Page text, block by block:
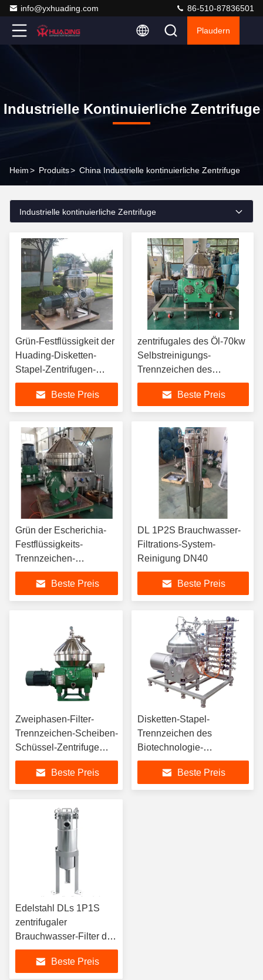
info@yxhuading.com 86-510-87836501
Plaudern
Industrielle Kontinuierliche Zentrifuge
Heim> Produits> China Industrielle kontinuierliche Zentrifuge
Industrielle kontinuierliche Zentrifuge
Grün-Festflüssigkeit der
Huading-Disketten-
Stapel-Zentrifugen-
Schüssel-2000l H
Beste Preis
zentrifugales des Öl-70kw
Selbstreinigungs-
Trennzeichen des
Wasserabscheider-1500l
Beste Preis
Grün der Escherichia-
Festflüssigkeits-
Trennzeichen-
Ausrüstungs-HMI
Beste Preis
DL 1P2S Brauchwasser-
Filtrations-System-
Reinigung DN40
Beste Preis
Zweiphasen-Filter-
Trennzeichen-Scheiben-
Schüssel-Zentrifuge
90KW 20000L H
zentrifugaleBeste Preis
Disketten-Stapel-
Trennzeichen des
Biotechnologie-
zentrifugales Filter-
Trennzeichen-440V
Beste Preis
Edelstahl DLs 1P1S
zentrifugaler
Brauchwasser-Filter des
Filter-Trennzeichen-
DN40
Beste Preis